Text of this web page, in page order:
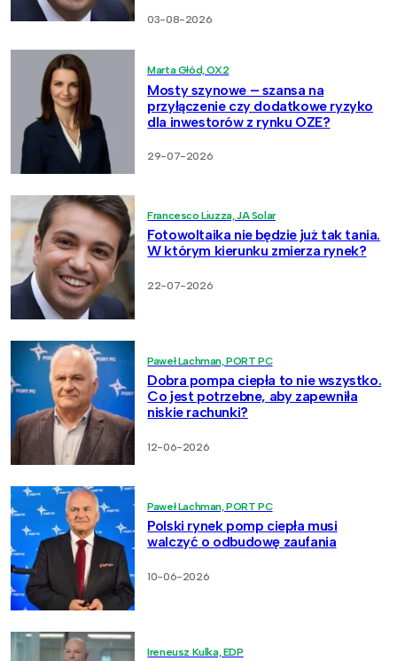
03-08-2026
Marta Głód, OX2
Mosty szynowe – szansa na
przyłączenie czy dodatkowe ryzyko
dla inwestorów z rynku OZE?
29-07-2026
Francesco Liuzza, JA Solar
Fotowoltaika nie będzie już tak tania.
W którym kierunku zmierza rynek?
22-07-2026
Paweł Lachman, PORT PC
Dobra pompa ciepła to nie wszystko.
Co jest potrzebne, aby zapewniła
niskie rachunki?
12-06-2026
Paweł Lachman, PORT PC
Polski rynek pomp ciepła musi
walczyć o odbudowę zaufania
10-06-2026
Ireneusz Kulka, EDP